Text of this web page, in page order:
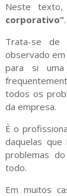
Neste
corporativo”.
Trata-se de
observado
para si uma
todos os
da empresa.
È o
daquelas
problemas
todo.
Em muitos